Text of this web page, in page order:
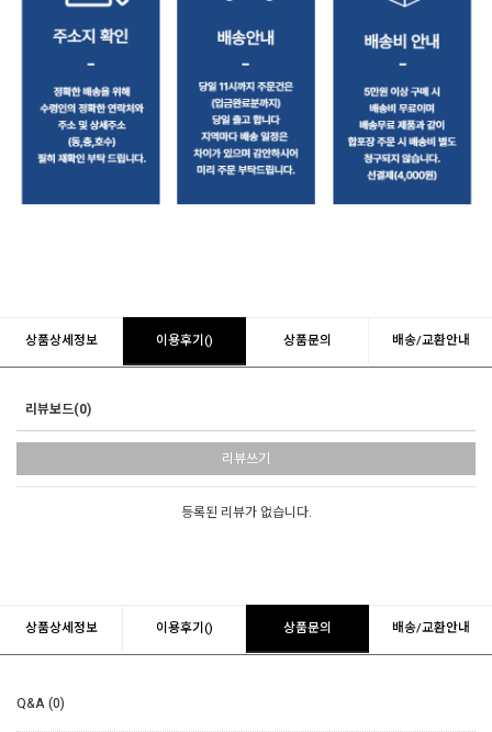
상품상세정보 이용후기() 상품문의 배송/교환안내
리뷰보드(0)
리뷰쓰기
등록된 리뷰가 없습니다.
상품상세정보 이용후기() 상품문의 배송/교환안내
Q&A (0)